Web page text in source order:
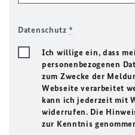
Datenschutz*
Ich willige ein, dass
personenbezogenen
zum Zwecke der
Webseite verarbeitet
kann ich jederzeit mit
widerrufen. Die
zur Kenntnis